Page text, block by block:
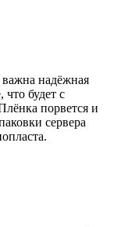
важна надёжная
что будет с
порвется и
сервера